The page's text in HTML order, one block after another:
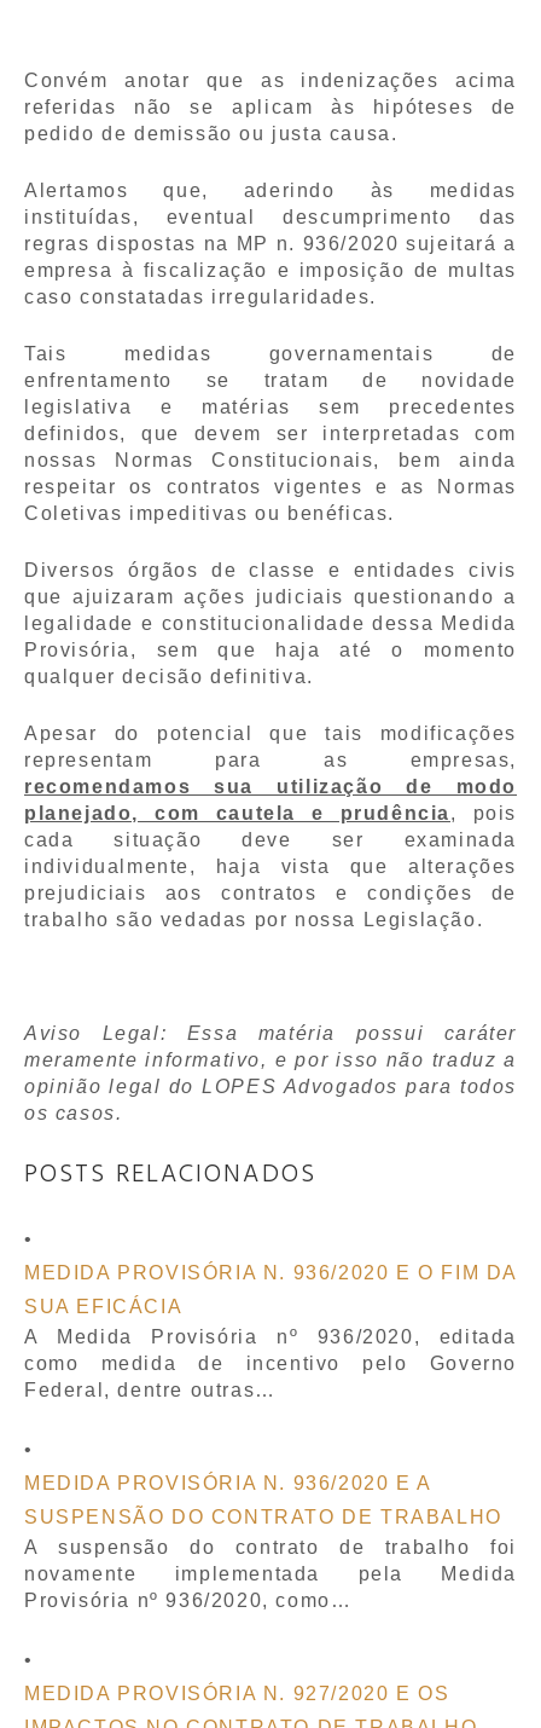
Convém anotar que as indenizações acima
referidas não se aplicam às hipóteses de
pedido de demissão ou justa causa.
Alertamos que, aderindo às medidas
instituídas, eventual descumprimento das
regras dispostas na MP n. 936/2020 sujeitará a
empresa à fiscalização e imposição de multas
caso constatadas irregularidades.
Tais medidas governamentais de
enfrentamento se tratam de novidade
legislativa e matérias sem precedentes
definidos, que devem ser interpretadas com
nossas Normas Constitucionais, bem ainda
respeitar os contratos vigentes e as Normas
Coletivas impeditivas ou benéficas.
Diversos órgãos de classe e entidades civis
que ajuizaram ações judiciais questionando a
legalidade e constitucionalidade dessa Medida
Provisória, sem que haja até o momento
qualquer decisão definitiva.
Apesar do potencial que tais modificações
representam para as empresas,
recomendamos sua utilização de modo
planejado, com cautela e prudência, pois
cada situação deve ser examinada
individualmente, haja vista que alterações
prejudiciais aos contratos e condições de
trabalho são vedadas por nossa Legislação.
Aviso Legal: Essa matéria possui caráter
meramente informativo, e por isso não traduz a
opinião legal do LOPES Advogados para todos
os casos.
POSTS RELACIONADOS
MEDIDA PROVISÓRIA N. 936/2020 E O FIM DA
SUA EFICÁCIA
A Medida Provisória nº 936/2020, editada
como medida de incentivo pelo Governo
Federal, dentre outras…
MEDIDA PROVISÓRIA N. 936/2020 E A
SUSPENSÃO DO CONTRATO DE TRABALHO
A suspensão do contrato de trabalho foi
novamente implementada pela Medida
Provisória nº 936/2020, como…
MEDIDA PROVISÓRIA N. 927/2020 E OS